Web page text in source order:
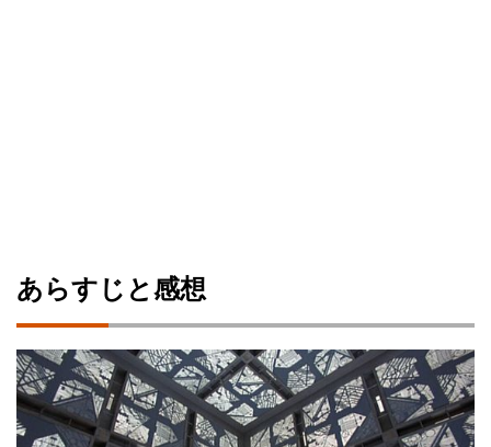
あらすじと感想